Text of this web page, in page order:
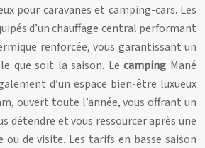
pour caravanes et camping-cars. Les
d’un chauffage central performant
renforcée, vous garantissant un
que soit la saison. Lecamping Mané
d’un espace bien-être luxueux
ouvert toute l’année, vous offrant un
détendre et vous ressourcer après une
ou de visite. Les tarifs en basse saison